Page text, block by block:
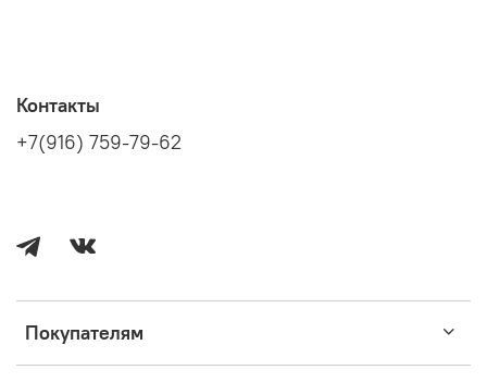
Покупателям
Контакты
+7(916) 759-79-62